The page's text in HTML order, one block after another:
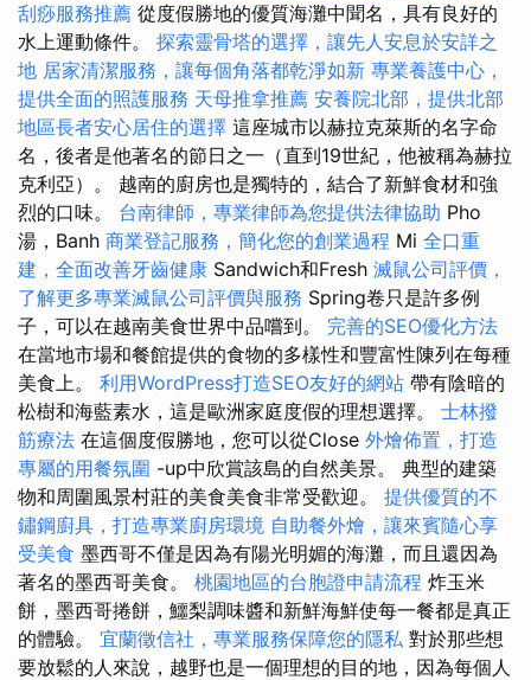
刮痧服務推薦 從度假勝地的優質海灘中聞名，具有良好的
水上運動條件。 探索靈骨塔的選擇，讓先人安息於安詳之
地 居家清潔服務，讓每個角落都乾淨如新 專業養護中心，
提供全面的照護服務 天母推拿推薦 安養院北部，提供北部
地區長者安心居住的選擇 這座城市以赫拉克萊斯的名字命
名，後者是他著名的節日之一（直到19世紀，他被稱為赫拉
克利亞）。 越南的廚房也是獨特的，結合了新鮮食材和強
烈的口味。 台南律師，專業律師為您提供法律協助 Pho
湯，Banh 商業登記服務，簡化您的創業過程 Mi 全口重
建，全面改善牙齒健康 Sandwich和Fresh 滅鼠公司評價，
了解更多專業滅鼠公司評價與服務 Spring卷只是許多例
子，可以在越南美食世界中品嚐到。 完善的SEO優化方法
在當地市場和餐館提供的食物的多樣性和豐富性陳列在每種
美食上。 利用WordPress打造SEO友好的網站 帶有陰暗的
松樹和海藍素水，這是歐洲家庭度假的理想選擇。 士林撥
筋療法 在這個度假勝地，您可以從Close 外燴佈置，打造
專屬的用餐氛圍 -up中欣賞該島的自然美景。 典型的建築
物和周圍風景村莊的美食美食非常受歡迎。 提供優質的不
鏽鋼廚具，打造專業廚房環境 自助餐外燴，讓來賓隨心享
受美食 墨西哥不僅是因為有陽光明媚的海灘，而且還因為
著名的墨西哥美食。 桃園地區的台胞證申請流程 炸玉米
餅，墨西哥捲餅，鱷梨調味醬和新鮮海鮮使每一餐都是真正
的體驗。 宜蘭徵信社，專業服務保障您的隱私 對於那些想
要放鬆的人來說，越野也是一個理想的目的地，因為每個人